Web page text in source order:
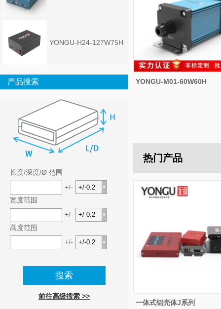
YONGU-H24-127W75H
产品搜索
长度/深度/Ø 范围
+/-
宽度范围
+/-
高度范围
+/-
前往高级搜索 >>
YONGU-M01-60W60H
热门产品
一体式铝壳体J系列